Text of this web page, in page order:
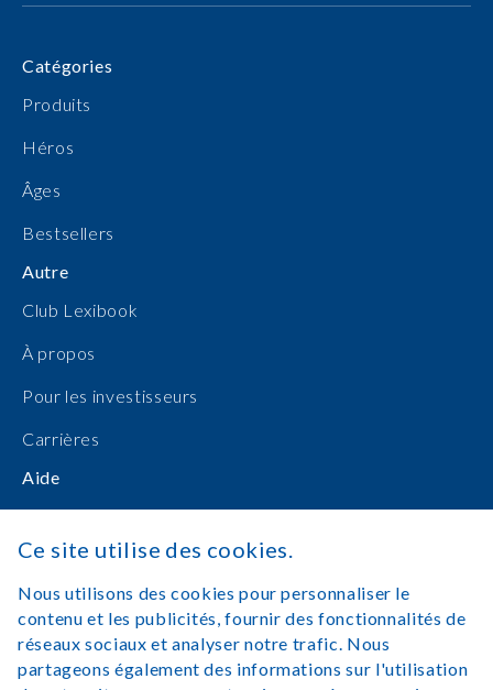
Catégories
Produits
Héros
Âges
Bestsellers
Autre
Club Lexibook
À propos
Pour les investisseurs
Carrières
Aide
Manuels d'utilisation
Achats en ligne
Nous contacter
Se connecter
Ce site utilise des cookies.
Nous utilisons des cookies pour personnaliser le
contenu et les publicités, fournir des fonctionnalités de
réseaux sociaux et analyser notre trafic. Nous
partageons également des informations sur l'utilisation